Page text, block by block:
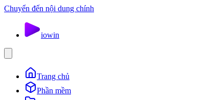
Chuyển đến nội dung chính
iowin
Trang chủ
Phần mềm